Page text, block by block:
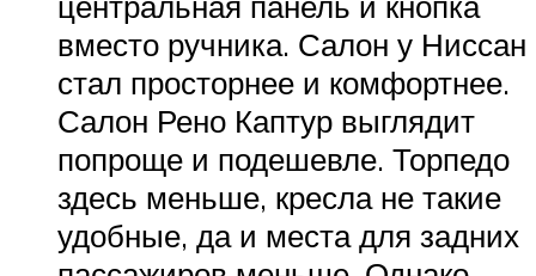
вместо ручника. Салон у Ниссан
стал просторнее и комфортнее.
Салон Рено Каптур выглядит
попроще и подешевле. Торпедо
здесь меньше, кресла не такие
удобные, да и места для задних